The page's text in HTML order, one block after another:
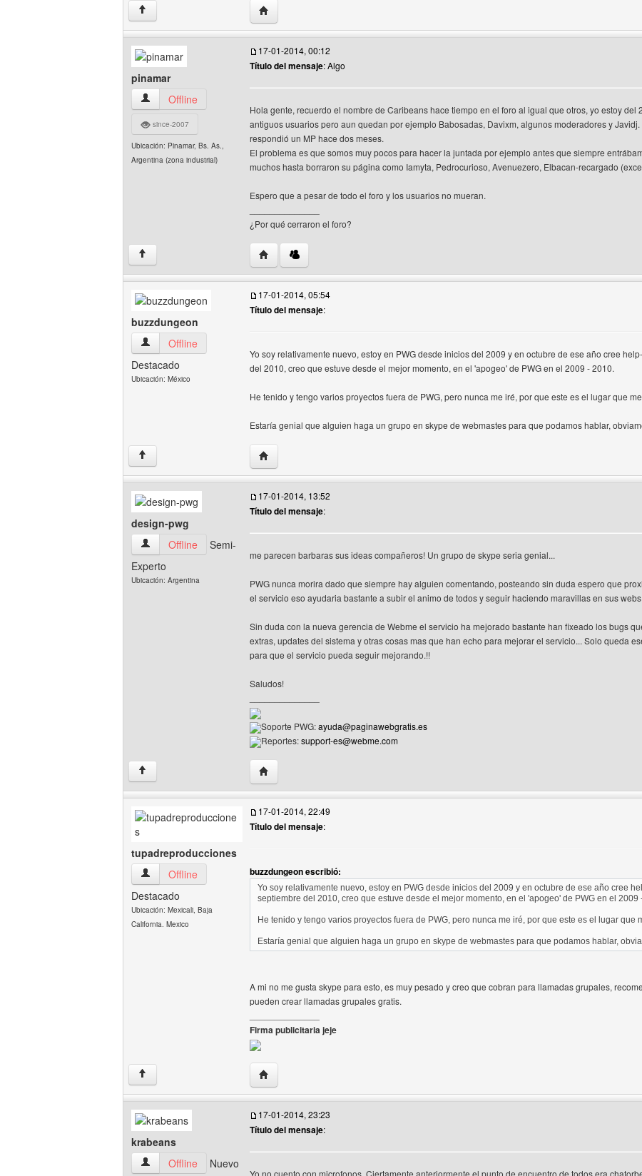
↑ Visitar sitio web del autor: krabeans
pinamar
pinamar Ver perfil del usuario
Offline
since-2007
Ubicación: Pinamar, Bs. As.,
Argentina (zona industrial)
17-01-2014, 00:12
Título del mensaje: Algo
Hola gente, recuerdo el nombre de Caribeans hace tiempo en el foro al igual que otros, yo estoy
antiguos usuarios pero aun quedan por ejemplo Babosadas, Davixm, algunos moderadores y
respondió un MP hace dos meses.
El problema es que somos muy pocos para hacer la juntada por ejemplo antes que siempre
muchos hasta borraron su página como Iamyta, Pedrocurioso, Avenuezero, Elbacan-recargado
Espero que a pesar de todo el foro y los usuarios no mueran.
¿Por qué cerraron el foro?
↑ Visitar sitio web del autor: pinamar
buzzdungeon
buzzdungeon Ver perfil del usuario
Offline
Destacado
Ubicación: México
17-01-2014, 05:54
Título del mensaje:
Yo soy relativamente nuevo, estoy en PWG desde inicios del 2009 y en octubre de ese año cree
del 2010, creo que estuve desde el mejor momento, en el 'apogeo' de PWG en el 2009 - 2010.
He tenido y tengo varios proyectos fuera de PWG, pero nunca me iré, por que este es el lugar que
Estaría genial que alguien haga un grupo en skype de webmastes para que podamos hablar,
↑ Visitar sitio web del autor: buzzdungeon
design-pwg
design-pwg Ver perfil del usuario
Offline
Semi-
Experto
Ubicación: Argentina
17-01-2014, 13:52
Título del mensaje:
me parecen barbaras sus ideas compañeros! Un grupo de skype seria genial...
PWG nunca morira dado que siempre hay alguien comentando, posteando sin duda espero que
el servicio eso ayudaria bastante a subir el animo de todos y seguir haciendo maravillas en sus
Sin duda con la nueva gerencia de Webme el servicio ha mejorado bastante han fixeado los bugs
extras, updates del sistema y otras cosas mas que han echo para mejorar el servicio... Solo queda
para que el servicio pueda seguir mejorando.!!
Saludos!
Soporte PWG:ayuda@paginawebgratis.es
Reportes:support-es@webme.com
↑ Visitar sitio web del autor: design-pwg
tupadreproducciones
tupadreproducciones Ver perfil del usuario
Offline
Destacado
Ubicación: Mexicali, Baja
California. Mexico
17-01-2014, 22:49
Título del mensaje:
buzzdungeon escribió:
Yo soy relativamente nuevo, estoy en PWG desde inicios del 2009 y en octubre de ese año cree
septiembre del 2010, creo que estuve desde el mejor momento, en el 'apogeo' de PWG en el 2009
He tenido y tengo varios proyectos fuera de PWG, pero nunca me iré, por que este es el lugar que
Estaría genial que alguien haga un grupo en skype de webmastes para que podamos hablar,
A mi no me gusta skype para esto, es muy pesado y creo que cobran para llamadas grupales,
pueden crear llamadas grupales gratis.
Firma publicitaria jeje
↑ Visitar sitio web del autor: tupadreproducciones
krabeans
krabeans Ver perfil del usuario
Offline Nuevo
17-01-2014, 23:23
Título del mensaje:
Yo no cuento con microfonos. Ciertamente anteriormente el punto de encuentro de todos era